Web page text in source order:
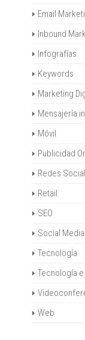
Email
Inbound
Infografías
Keywords
Marketing
Mensajería
Móvil
Publicidad
Redes
Retail
SEO
Social Media
Tecnología
Tecnología
Web